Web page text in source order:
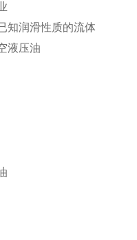
知润滑性质的流体
空液压油
油